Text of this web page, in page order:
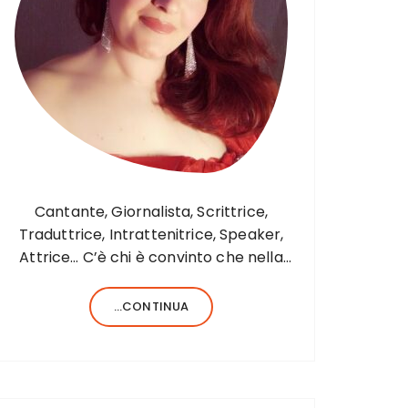
Cantante, Giornalista, Scrittrice,
Traduttrice, Intrattenitrice, Speaker,
Attrice… C’è chi è convinto che nella
cosa e bene, c’è chi, invece, forse
anche perché aiutato da una fortunata
...CONTINUA